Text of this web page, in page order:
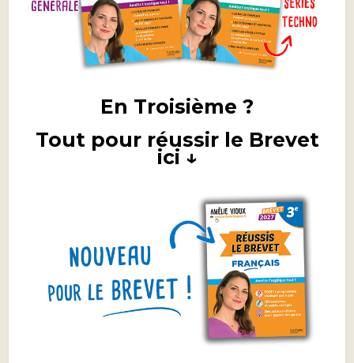
En Troisième ?
Tout pour réussir le Brevet
ici ↓